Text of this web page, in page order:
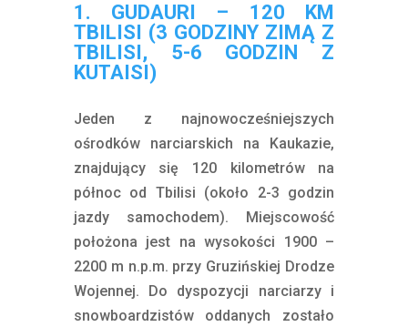
1. GUDAURI – 120 KM
TBILISI (3 GODZINY ZIMĄ Z
TBILISI, 5-6 GODZIN Z
KUTAISI)
Jeden z najnowocześniejszych
ośrodków narciarskich na Kaukazie,
znajdujący się 120 kilometrów na
północ od Tbilisi (około 2-3 godzin
jazdy samochodem). Miejscowość
położona jest na wysokości 1900 –
2200 m n.p.m. przy Gruzińskiej Drodze
Wojennej. Do dyspozycji narciarzy i
snowboardzistów oddanych zostało